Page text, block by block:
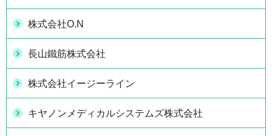
株式会社O.N
長山鐵筋株式会社
株式会社イージーライン
キヤノンメディカルシステムズ株式会社